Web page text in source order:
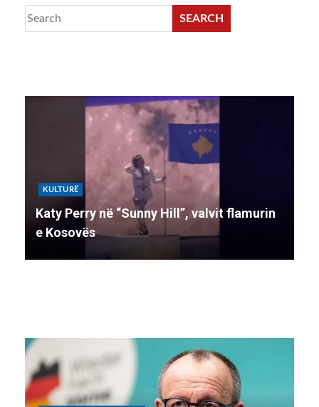
SEARCH
KULTURË
Katy Perry në “Sunny Hill”, valvit flamurin
e Kosovës